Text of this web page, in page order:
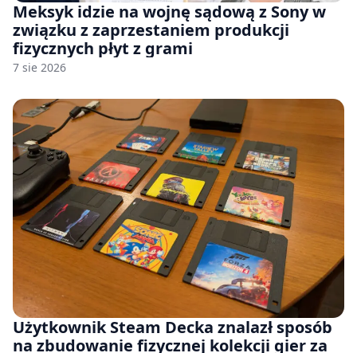
Meksyk idzie na wojnę sądową z Sony w
związku z zaprzestaniem produkcji
fizycznych płyt z grami
7 sie 2026
Użytkownik Steam Decka znalazł sposób
na zbudowanie fizycznej kolekcji gier za